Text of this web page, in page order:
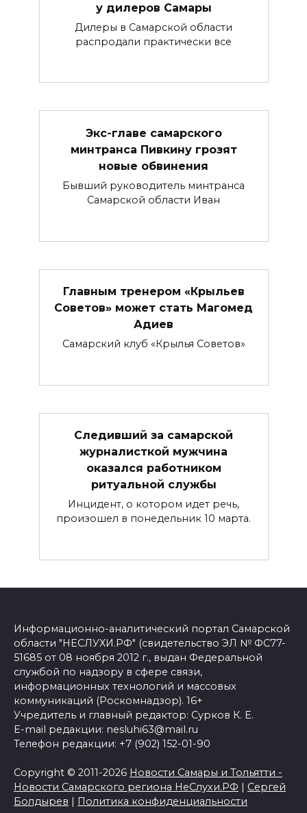
у дилеров Самары
Дилеры в Самарской области
распродали практически все
Экс-главе самарского
минтранса Пивкину грозят
новые обвинения
Бывший руководитель минтранса
Самарской области Иван
Главным тренером «Крыльев
Советов» может стать Магомед
Адиев
Самарский клуб «Крылья Советов»
Следивший за самарской
журналисткой мужчина
оказался работником
ритуальной службы
Инцидент, о котором идет речь,
произошел в понедельник 10 марта.
Информационно-аналитический портал Самарской
области "НЕСЛУХИ.РФ" (свидетельство ЭЛ № ФС77-
51685 от 08 ноября 2012 г., выдан Федеральной
службой по надзору в сфере связи,
информационных технологий и массовых
коммуникаций (Роскомнадзор). 16+
Учредитель и главный редактор: Сурков К. Е.
E-mail редакции: nesluhi63@mail.ru
Телефон редакции: +7 (902) 152-01-90
Copyright © 2011-2026 Новости Самары и Тольятти -
Новости Самарского региона НеСлухи.РФ | Сергей
Болдырев | Политика конфиденциальности